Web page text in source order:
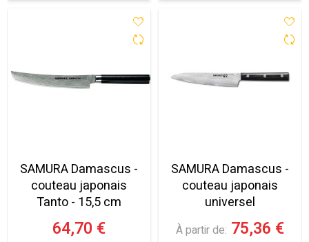
SAMURA Damascus -
couteau japonais
Tanto - 15,5 cm
64,70 €
SAMURA Damascus -
couteau japonais
universel
À partir de 75,36 €